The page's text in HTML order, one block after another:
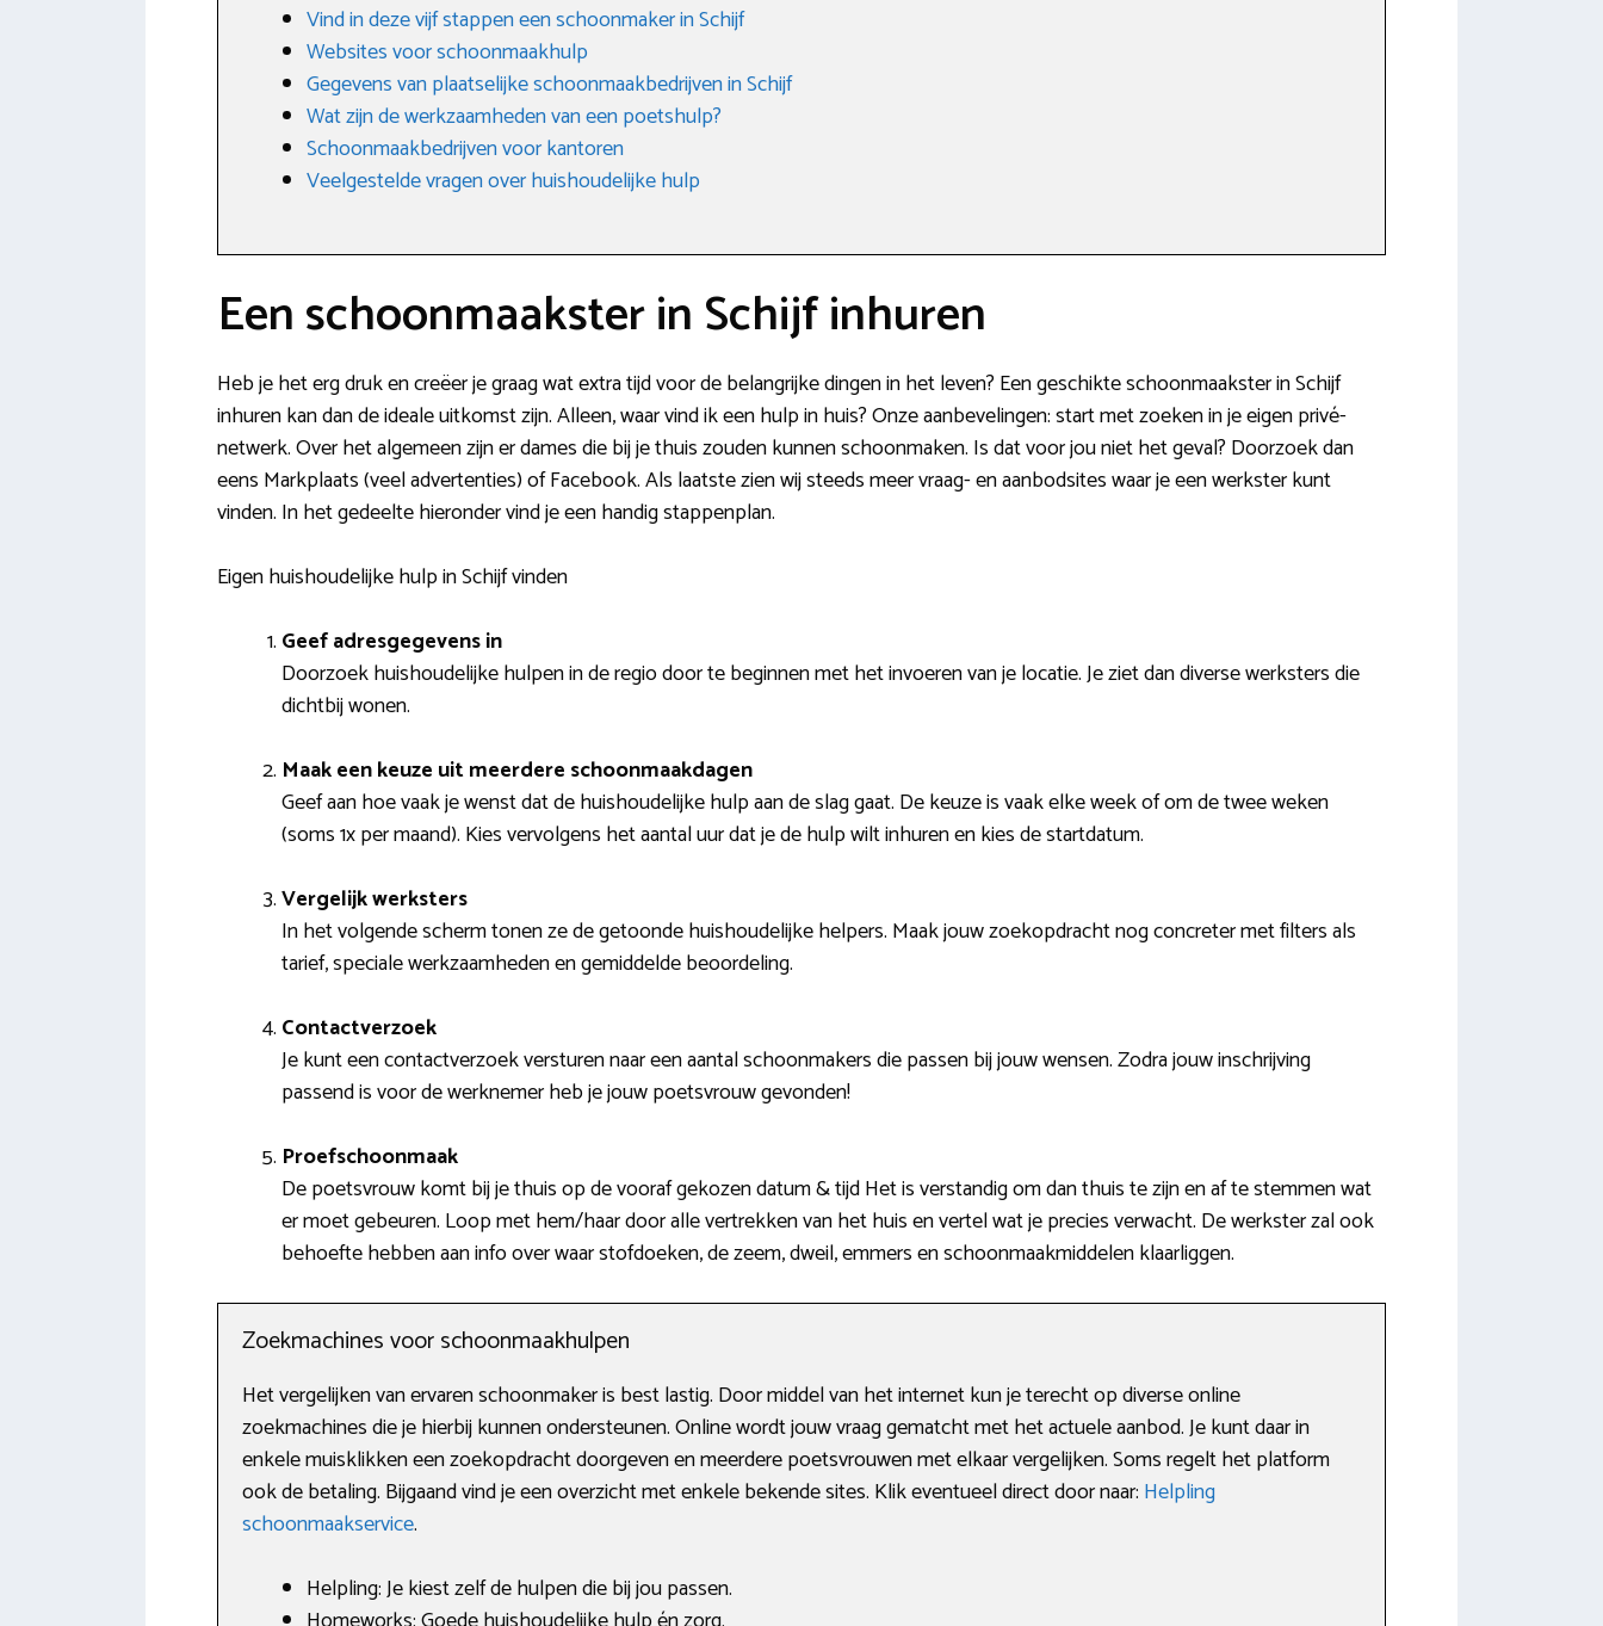
Vind in deze vijf stappen een schoonmaker in Schijf
Websites voor schoonmaakhulp
Gegevens van plaatselijke schoonmaakbedrijven in Schijf
Wat zijn de werkzaamheden van een poetshulp?
Schoonmaakbedrijven voor kantoren
Veelgestelde vragen over huishoudelijke hulp
Een schoonmaakster in Schijf inhuren
Heb je het erg druk en creëer je graag wat extra tijd voor de belangrijke dingen in het leven? Een geschikte schoonmaakster in Schijf
inhuren kan dan de ideale uitkomst zijn. Alleen, waar vind ik een hulp in huis? Onze aanbevelingen: start met zoeken in je eigen privé-
netwerk. Over het algemeen zijn er dames die bij je thuis zouden kunnen schoonmaken. Is dat voor jou niet het geval? Doorzoek dan
eens Markplaats (veel advertenties) of Facebook. Als laatste zien wij steeds meer vraag- en aanbodsites waar je een werkster kunt
vinden. In het gedeelte hieronder vind je een handig stappenplan.
Eigen huishoudelijke hulp in Schijf vinden
Geef adresgegevens in
Doorzoek huishoudelijke hulpen in de regio door te beginnen met het invoeren van je locatie. Je ziet dan diverse werksters die
dichtbij wonen.
Maak een keuze uit meerdere schoonmaakdagen
Geef aan hoe vaak je wenst dat de huishoudelijke hulp aan de slag gaat. De keuze is vaak elke week of om de twee weken
(soms 1x per maand). Kies vervolgens het aantal uur dat je de hulp wilt inhuren en kies de startdatum.
Vergelijk werksters
In het volgende scherm tonen ze de getoonde huishoudelijke helpers. Maak jouw zoekopdracht nog concreter met filters als
tarief, speciale werkzaamheden en gemiddelde beoordeling.
Contactverzoek
Je kunt een contactverzoek versturen naar een aantal schoonmakers die passen bij jouw wensen. Zodra jouw inschrijving
passend is voor de werknemer heb je jouw poetsvrouw gevonden!
Proefschoonmaak
De poetsvrouw komt bij je thuis op de vooraf gekozen datum & tijd Het is verstandig om dan thuis te zijn en af te stemmen wat
er moet gebeuren. Loop met hem/haar door alle vertrekken van het huis en vertel wat je precies verwacht. De werkster zal ook
behoefte hebben aan info over waar stofdoeken, de zeem, dweil, emmers en schoonmaakmiddelen klaarliggen.
Zoekmachines voor schoonmaakhulpen
Het vergelijken van ervaren schoonmaker is best lastig. Door middel van het internet kun je terecht op diverse online
zoekmachines die je hierbij kunnen ondersteunen. Online wordt jouw vraag gematcht met het actuele aanbod. Je kunt daar in
enkele muisklikken een zoekopdracht doorgeven en meerdere poetsvrouwen met elkaar vergelijken. Soms regelt het platform
ook de betaling. Bijgaand vind je een overzicht met enkele bekende sites. Klik eventueel direct door naar: Helpling
schoonmaakservice.
Helpling: Je kiest zelf de hulpen die bij jou passen.